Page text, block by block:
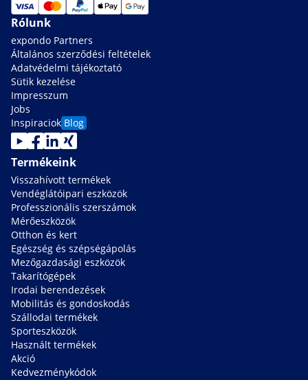
Rólunk
expondo Partners
Általános szerződési feltételek
Adatvédelmi tájékoztató
Sütik kezelése
Impresszum
Jobs
Inspiraciok Blog
Termékeink
Visszahívott termékek
Vendéglátóipari eszközök
Professzionális szerszámok
Mérőeszközök
Otthon és kert
Egészség és szépségápolás
Mezőgazdasági eszközök
Takarítógépek
Irodai berendezések
Mobilitás és gondoskodás
Szállodai termékek
Sporteszközök
Használt termékek
Akció
Kedvezménykódok